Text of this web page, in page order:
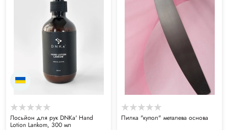
Лосьйон для рук DNKa' Hand
Lotion Lankom, 300 мл
Пилка "купол" металева основа